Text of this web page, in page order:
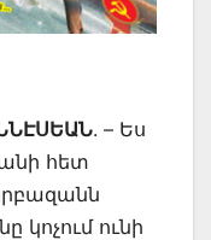
. – Ես
հետ
կոչում ունի